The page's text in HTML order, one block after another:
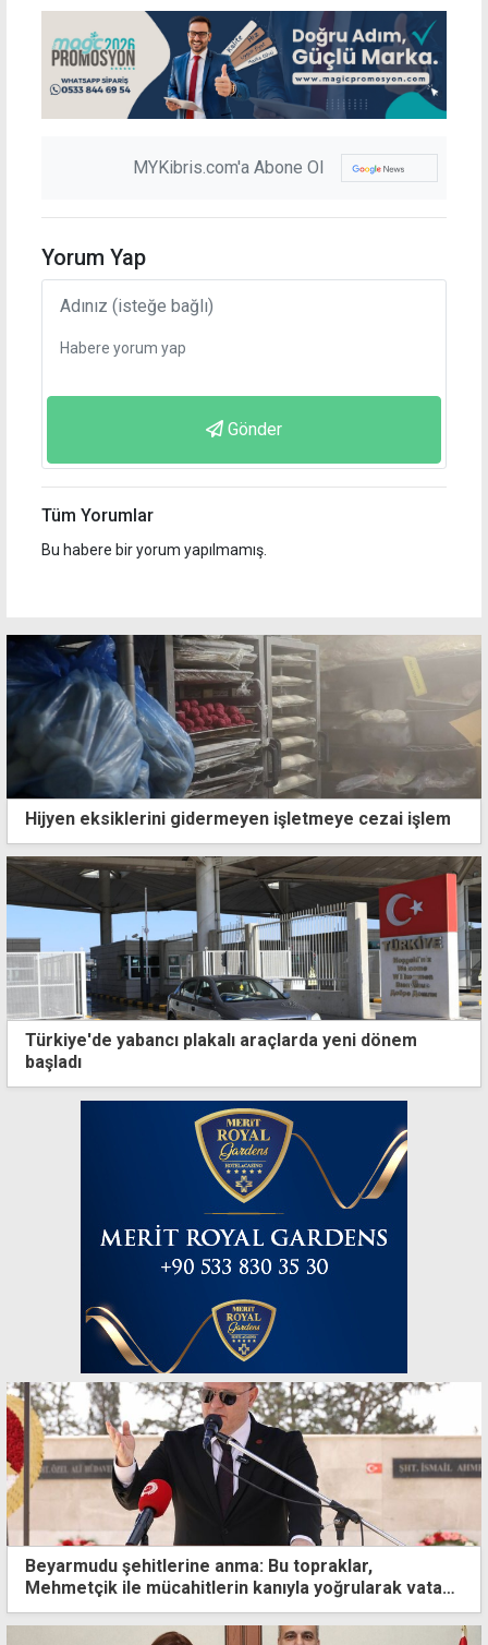
MYKibris.com'a Abone Ol
Yorum Yap
Gönder
Tüm Yorumlar
Bu habere bir yorum yapılmamış.
Hijyen eksiklerini gidermeyen işletmeye cezai işlem
Türkiye'de yabancı plakalı araçlarda yeni dönem
başladı
Beyarmudu şehitlerine anma: Bu topraklar,
Mehmetçik ile mücahitlerin kanıyla yoğrularak vatan
haline geldi